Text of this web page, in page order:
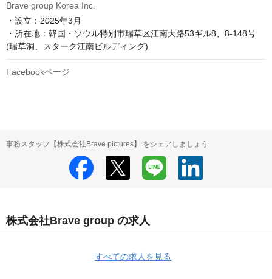
Brave group Korea Inc.
・設立：2025年3月
・所在地：韓国・ソウル特別市瑞草区江南大路53ギル8、8-148号
(瑞草洞、スターク江南ビルディング)
Facebookページ
事務スタッフ【株式会社Brave pictures】 をシェアしましょう
株式会社Brave group の求人
すべての求人を見る